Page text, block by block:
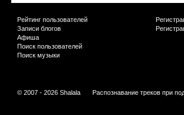
Рейтинг пользователей
Записи блогов
Афиша
Поиск пользователей
Поиск музыки
© 2007 - 2026 Shalala Распознавание треков при